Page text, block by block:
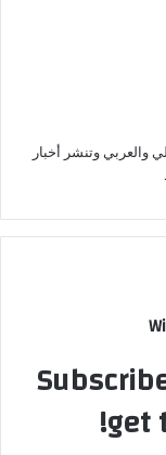
والعربي وتنشر أخبار
get